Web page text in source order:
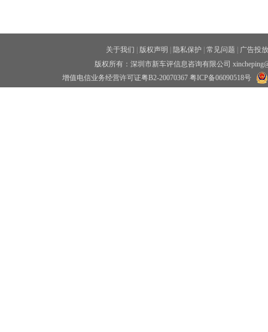
关于我们 版权声明 隐私保护 常见问题
广告投放
版权所有：深圳市新车评信息咨询有限公司
增值电信业务经营许可证粤B2-20070367 粤ICP备06090518号